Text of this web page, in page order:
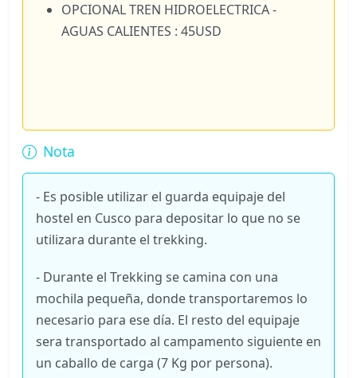
OPCIONAL TREN HIDROELECTRICA -
AGUAS CALIENTES : 45USD
Nota
- Es posible utilizar el guarda equipaje del
hostel en Cusco para depositar lo que no se
utilizara durante el trekking.
- Durante el Trekking se camina con una
mochila pequeña, donde transportaremos lo
necesario para ese día. El resto del equipaje
sera transportado al campamento siguiente en
un caballo de carga (7 Kg por persona).